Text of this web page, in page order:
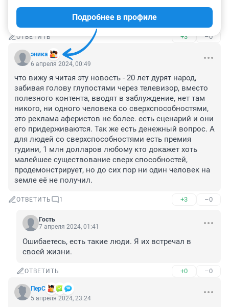
шахтах.., тех кто наживается и разворовывает страну,
ОТВЕТИТЬ +3 –0
эника
Подробнее в профиле
6 апреля 2024, 00:49
что вижу я читая эту новость - 20 лет дурят народ,
забивая голову глупостями через телевизор, вместо
полезного контента, вводят в заблуждение, нет там
никого, ни одного человека со сверхспособностями,
это реклама аферистов не более. есть сценарий и они
его придерживаются. Так же есть денежный вопрос. А
для людей со сверхспособностями есть премия
гудини, 1 млн долларов любому кто докажет хоть
малейшее существование сверх способностей,
продемонстрирует, но до сих пор ни один человек на
земле её не получил.
ОТВЕТИТЬ 1 +3 –0
Гость
7 апреля 2024, 01:41
Ошибаетесь, есть такие люди. Я их встречал в
своей жизни.
ОТВЕТИТЬ +0 –0
ПерС
5 апреля 2024, 23:24